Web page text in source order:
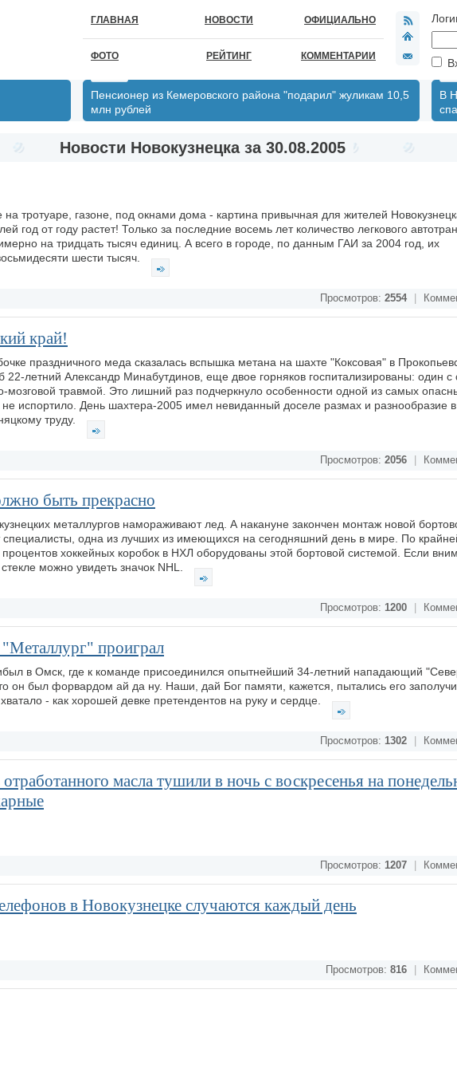
ГЛАВНАЯ НОВОСТИ ОФИЦИАЛЬНО
ФОТО РЕЙТИНГ КОММЕНТАРИИ
Пенсионер из Кемеровского района "подарил" жуликам 10,5
млн рублей
В
Новости Новокузнецка за 30.08.2005
тротуаре, газоне, под окнами дома - картина привычная для жителей
год от году растет! Только за последние восемь лет количество легкового
на тридцать тысяч единиц. А всего в городе, по данным ГАИ за 2004 год, их
шести тысяч.
Просмотров: 2554
край!
праздничного меда сказалась вспышка метана на шахте "Коксовая" в
22-летний Александр Минабутдинов, еще двое горняков госпитализированы: один
мозговой травмой. Это лишний раз подчеркнуло особенности одной из самых
испортило. День шахтера-2005 имел невиданный доселе размах и разнообразие
труду.
Просмотров: 2056
быть прекрасно
металлургов намораживают лед. А накануне закончен монтаж новой
специалисты, одна из лучших из имеющихся на сегодняшний день в мире. По
хоккейных коробок в НХЛ оборудованы этой бортовой системой. Если
можно увидеть значок NHL.
Просмотров: 1200
проиграл
в Омск, где к команде присоединился опытнейший 34-летний нападающий
он был форвардом ай да ну. Наши, дай Бог памяти, кажется, пытались его
- как хорошей девке претендентов на руку и сердце.
Просмотров: 1302
масла тушили в ночь с воскресенья на
Просмотров: 1207
в Новокузнецке случаются каждый день
Просмотров: 816